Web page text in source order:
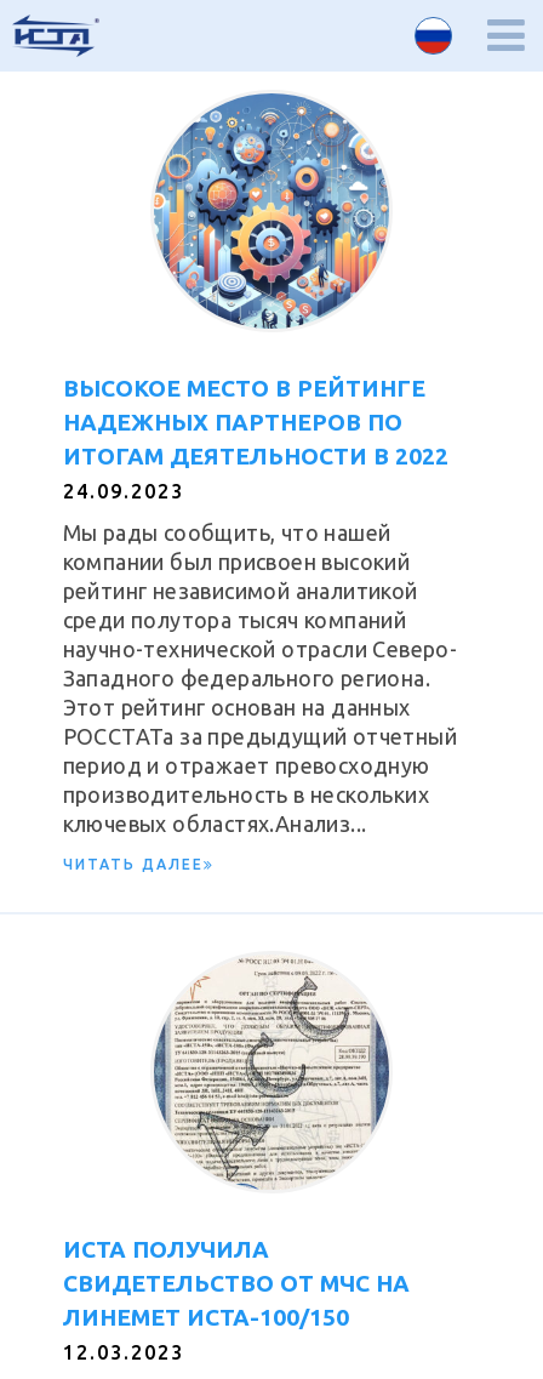
ВЫСОКОЕ МЕСТО В РЕЙТИНГЕ
НАДЕЖНЫХ ПАРТНЕРОВ ПО
ИТОГАМ ДЕЯТЕЛЬНОСТИ В 2022
24.09.2023
Мы рады сообщить, что нашей
компании был присвоен высокий
рейтинг независимой аналитикой
среди полутора тысяч компаний
научно-технической отрасли Северо-
Западного федерального региона.
Этот рейтинг основан на данных
РОССТАТа за предыдущий отчетный
период и отражает превосходную
производительность в нескольких
ключевых областях.Анализ...
ЧИТАТЬ ДАЛЕЕ
ИСТА ПОЛУЧИЛА
СВИДЕТЕЛЬСТВО ОТ МЧС НА
ЛИНЕМЕТ ИСТА-100/150
12.03.2023